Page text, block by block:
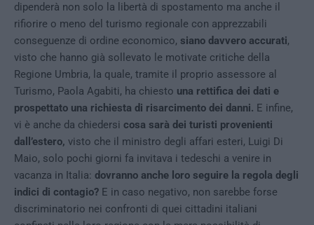
dipenderà non solo la libertà di spostamento ma anche il
rifiorire o meno del turismo regionale con apprezzabili
conseguenze di ordine economico, siano davvero accurati,
visto che hanno già sollevato le motivate critiche della
Regione Umbria, la quale, tramite il proprio assessore al
Turismo, Paola Agabiti, ha chiesto una rettifica dei dati e
prospettato una richiesta di risarcimento dei danni. E infine,
vi è anche da chiedersi cosa sarà dei turisti provenienti
dall’estero, visto che il ministro degli affari esteri, Luigi Di
Maio, solo pochi giorni fa invitava i tedeschi a venire in
vacanza in Italia: dovranno anche loro seguire la regola degli
indici di contagio? E in caso negativo, non sarebbe forse
discriminatorio nei confronti di quei cittadini italiani